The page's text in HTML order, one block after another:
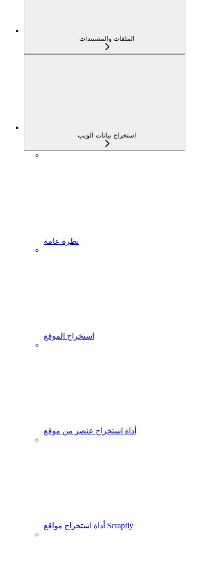
الملفات والمستندات
استخراج بيانات الويب
نظرة عامة
استخراج الموقع
أداة استخراج عنصر من موقع
أداة استخراج مواقع Scrapfly